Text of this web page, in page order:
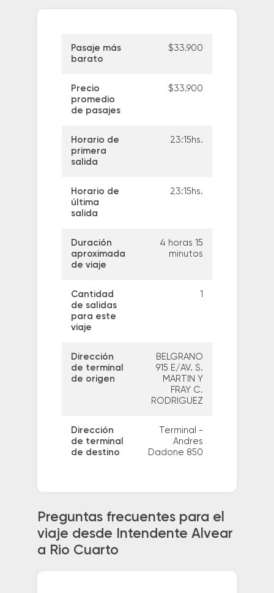
Pasaje más
barato
$33.900
Precio
promedio
de pasajes
$33.900
Horario de
primera
salida
23:15hs.
Horario de
última
salida
23:15hs.
Duración
aproximada
de viaje
4 horas 15
minutos
Cantidad
de salidas
para este
viaje
1
Dirección
de terminal
de origen
BELGRANO
915 E/AV. S.
MARTIN Y
FRAY C.
RODRIGUEZ
Dirección
de terminal
de destino
Terminal -
Andres
Dadone 850
Preguntas frecuentes para el
viaje desde Intendente Alvear
a Rio Cuarto